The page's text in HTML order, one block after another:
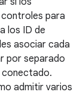
para
los ID de
asociar cada
por separado
conectado.
admitir varios